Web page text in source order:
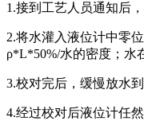
1.接到工艺人员通知后
2.将水灌入液位计中零
ρ*L*50%/水的密度；水
3.校对完后，缓慢放水
4.经过校对后液位计任